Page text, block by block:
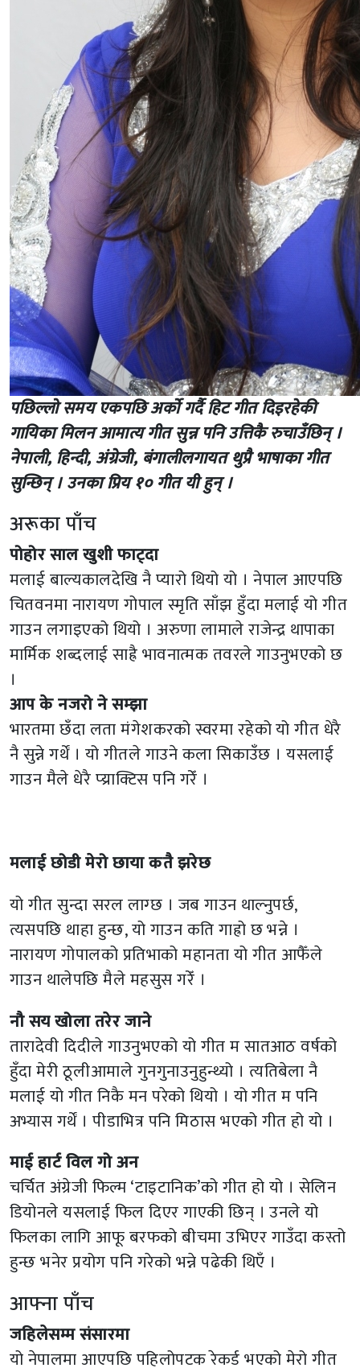
पछिल्लो समय एकपछि अर्को गर्दै हिट गीत दिइरहेकी
गायिका मिलन आमात्य गीत सुन्न पनि उत्तिकै रुचाउँछिन् ।
नेपाली, हिन्दी, अंग्रेजी, बंगालीलगायत थुप्रै भाषाका गीत
सुन्छिन् । उनका प्रिय १० गीत यी हुन् ।
अरूका पाँच
पोहोर साल खुशी फाट्दा
मलाई बाल्यकालदेखि नै प्यारो थियो यो । नेपाल आएपछि
चितवनमा नारायण गोपाल स्मृति साँझ हुँदा मलाई यो गीत
गाउन लगाइएको थियो । अरुणा लामाले राजेन्द्र थापाका
मार्मिक शब्दलाई साह्रै भावनात्मक तवरले गाउनुभएको छ
।
आप के नजरो ने सम्झा
भारतमा छँदा लता मंगेशकरको स्वरमा रहेको यो गीत धेरै
नै सुन्ने गर्थें । यो गीतले गाउने कला सिकाउँछ । यसलाई
गाउन मैले धेरै प्य्राक्टिस पनि गरेँ ।
मलाई छोडी मेरो छाया कतै झरेछ
यो गीत सुन्दा सरल लाग्छ । जब गाउन थाल्नुपर्छ,
त्यसपछि थाहा हुन्छ, यो गाउन कति गाह्रो छ भन्ने ।
नारायण गोपालको प्रतिभाको महानता यो गीत आफैँले
गाउन थालेपछि मैले महसुस गरेँ ।
नौ सय खोला तरेर जाने
तारादेवी दिदीले गाउनुभएको यो गीत म सातआठ वर्षको
हुँदा मेरी ठूलीआमाले गुनगुनाउनुहुन्थ्यो । त्यतिबेला नै
मलाई यो गीत निकै मन परेको थियो । यो गीत म पनि
अभ्यास गर्थें । पीडाभित्र पनि मिठास भएको गीत हो यो ।
माई हार्ट विल गो अन
चर्चित अंग्रेजी फिल्म ‘टाइटानिक’को गीत हो यो । सेलिन
डियोनले यसलाई फिल दिएर गाएकी छिन् । उनले यो
फिलका लागि आफू बरफको बीचमा उभिएर गाउँदा कस्तो
हुन्छ भनेर प्रयोग पनि गरेको भन्ने पढेकी थिएँ ।
आफ्ना पाँच
जहिलेसम्म संसारमा
यो नेपालमा आएपछि पहिलोपटक रेकर्ड भएको मेरो गीत